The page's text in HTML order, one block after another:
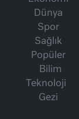
Dünya
Spor
Sağlık
Popüler
Bilim
Teknoloji
Gezi